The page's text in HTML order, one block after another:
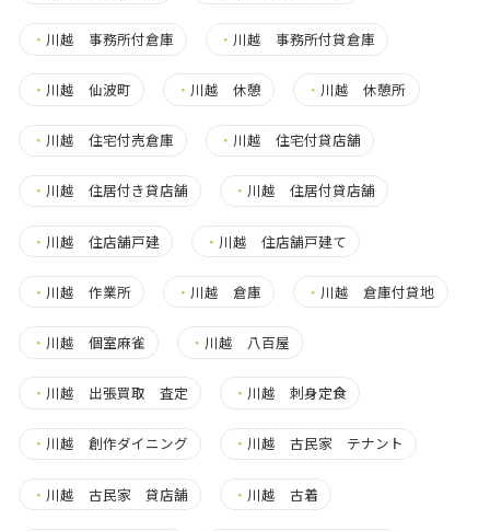
・ 川越 事務所付倉庫 ・ 川越 事務所付貸倉庫
・ 川越 仙波町 ・ 川越 休憩 ・ 川越 休憩所
・ 川越 住宅付売倉庫 ・ 川越 住宅付貸店舗
・ 川越 住居付き貸店舗 ・ 川越 住居付貸店舗
・ 川越 住店舗戸建 ・ 川越 住店舗戸建て
・ 川越 作業所 ・ 川越 倉庫 ・ 川越 倉庫付貸地
・ 川越 個室麻雀 ・ 川越 八百屋
・ 川越 出張買取 査定 ・ 川越 刺身定食
・ 川越 創作ダイニング ・ 川越 古民家 テナント
・ 川越 古民家 貸店舗 ・ 川越 古着